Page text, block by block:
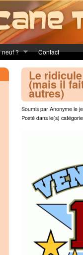
neuf ? Contact
Le
(mais il
autres)
Soumis par Anonyme le
Posté dans le(s)